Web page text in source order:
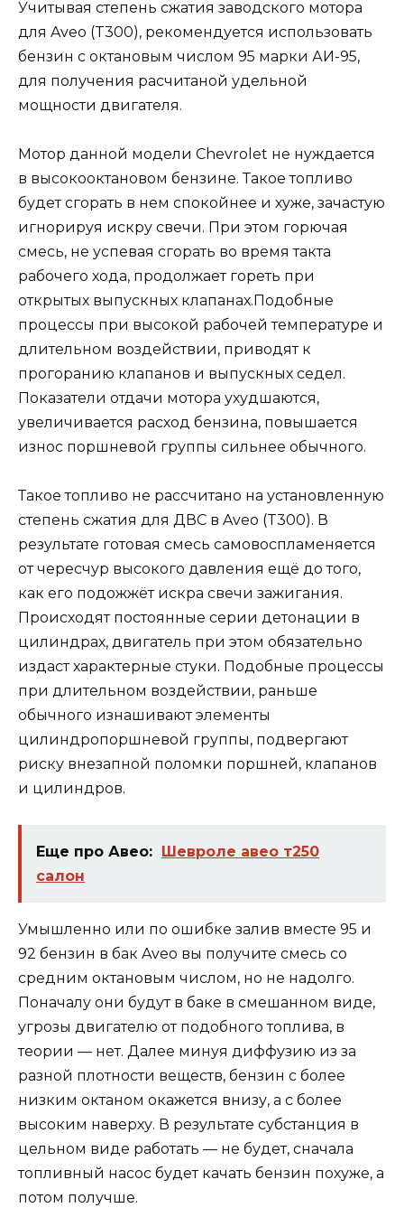
Учитывая степень сжатия заводского мотора
для Aveo (T300), рекомендуется использовать
бензин с октановым числом 95 марки АИ-95,
для получения расчитаной удельной
мощности двигателя.
Мотор данной модели Chevrolet не нуждается
в высокооктановом бензине. Такое топливо
будет сгорать в нем спокойнее и хуже, зачастую
игнорируя искру свечи. При этом горючая
смесь, не успевая сгорать во время такта
рабочего хода, продолжает гореть при
открытых выпускных клапанах.Подобные
процессы при высокой рабочей температуре и
длительном воздействии, приводят к
прогоранию клапанов и выпускных седел.
Показатели отдачи мотора ухудшаются,
увеличивается расход бензина, повышается
износ поршневой группы сильнее обычного.
Такое топливо не рассчитано на установленную
степень сжатия для ДВС в Aveo (T300). В
результате готовая смесь самовоспламеняется
от чересчур высокого давления ещё до того,
как его подожжёт искра свечи зажигания.
Происходят постоянные серии детонации в
цилиндрах, двигатель при этом обязательно
издаст характерные стуки. Подобные процессы
при длительном воздействии, раньше
обычного изнашивают элементы
цилиндропоршневой группы, подвергают
риску внезапной поломки поршней, клапанов
и цилиндров.
Еще про Авео:
Шевроле авео т250
салон
Умышленно или по ошибке залив вместе 95 и
92 бензин в бак Aveo вы получите смесь со
средним октановым числом, но не надолго.
Поначалу они будут в баке в смешанном виде,
угрозы двигателю от подобного топлива, в
теории — нет. Далее минуя диффузию из за
разной плотности веществ, бензин с более
низким октаном окажется внизу, а с более
высоким наверху. В результате субстанция в
цельном виде работать — не будет, сначала
топливный насос будет качать бензин похуже, а
потом получше.